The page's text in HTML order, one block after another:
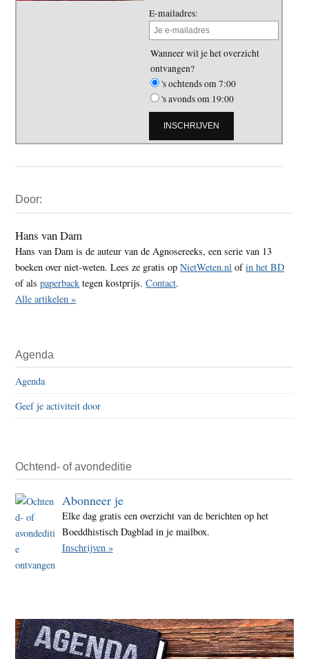
E-mailadres:
Wanneer wil je het overzicht
ontvangen?
's ochtends om 7:00
's avonds om 19:00
Sidebar
Door:
Hans van Dam
Hans van Dam is de auteur van de Agnosereeks, een serie van 13
boeken over niet-weten. Lees ze gratis opNietWeten.nl ofin het BD
of alspaperback tegen kostprijs.Contact.
Alle artikelen »
Agenda
Agenda
Geef je activiteit door
Ochtend- of avondeditie
Abonneer je
Elke dag gratis een overzicht van de berichten op het
Boeddhistisch Dagblad in je mailbox.
Inschrijven »